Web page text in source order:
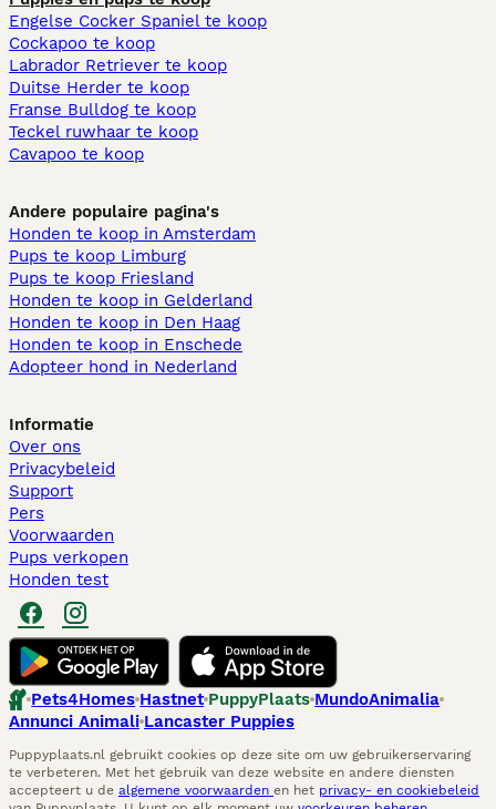
Engelse Cocker Spaniel te koop
Cockapoo te koop
Labrador Retriever te koop
Duitse Herder te koop
Franse Bulldog te koop
Teckel ruwhaar te koop
Cavapoo te koop
Andere populaire pagina's
Honden te koop in Amsterdam
Pups te koop Limburg​
Pups te koop Friesland​
Honden te koop in Gelderland
Honden te koop in Den Haag
Honden te koop in Enschede
Adopteer hond in Nederland
Informatie
Over ons
Privacybeleid
Support
Pers
Voorwaarden
Pups verkopen
Honden test
Pets4Homes Hastnet PuppyPlaats MundoAnimalia
Annunci Animali Lancaster Puppies
Puppyplaats.nl gebruikt cookies op deze site om uw gebruikerservaring
te verbeteren. Met het gebruik van deze website en andere diensten
accepteert u de algemene voorwaarden en het privacy- en cookiebeleid